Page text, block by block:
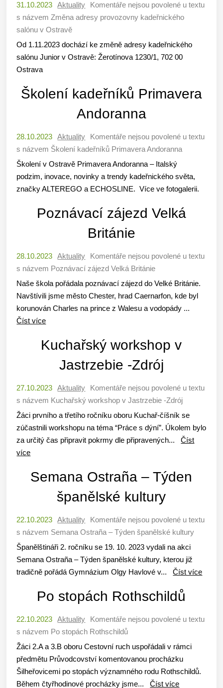
31.10.2023 Aktuality Komentáře nejsou povolené u textu
s názvem Změna adresy provozovny kadeřnického
salónu v Ostravě
Od 1.11.2023 dochází ke změně adresy kadeřnického
salónu Junior v Ostravě: Žerotínova 1230/1, 702 00
Ostrava
Školení kadeřníků Primavera
Andoranna
28.10.2023 Aktuality Komentáře nejsou povolené u textu
s názvem Školení kadeřníků Primavera Andoranna
Školení v Ostravě Primavera Andoranna – Italský
podzim, inovace, novinky a trendy kadeřnického světa,
značky ALTEREGO a ECHOSLINE. Více ve fotogalerii.
Poznávací zájezd Velká
Británie
28.10.2023 Aktuality Komentáře nejsou povolené u textu
s názvem Poznávací zájezd Velká Británie
Naše škola pořádala poznávací zájezd do Velké Británie.
Navštívili jsme město Chester, hrad Caernarfon, kde byl
korunován Charles na prince z Walesu a vodopády ...
Číst více
Kuchařský workshop v
Jastrzebie -Zdrój
27.10.2023 Aktuality Komentáře nejsou povolené u textu
s názvem Kuchařský workshop v Jastrzebie -Zdrój
Žáci prvního a třetího ročníku oboru Kuchař-číšník se
zúčastnili workshopu na téma “Práce s dýní”. Úkolem bylo
za určitý čas připravit pokrmy dle připravených...Číst
více
Semana Ostraña – Týden
španělské kultury
22.10.2023 Aktuality Komentáře nejsou povolené u textu
s názvem Semana Ostraña – Týden španělské kultury
Španělštináři 2. ročníku se 19. 10. 2023 vydali na akci
Semana Ostraña – Týden španělské kultury, kterou již
tradičně pořádá Gymnázium Olgy Havlové v...Číst více
Po stopách Rothschildů
22.10.2023 Aktuality Komentáře nejsou povolené u textu
s názvem Po stopách Rothschildů
Žáci 2.A a 3.B oboru Cestovní ruch uspořádali v rámci
předmětu Průvodcovství komentovanou procházku
Šilheřovicemi po stopách významného rodu Rothschildů.
Během čtyřhodinové procházky jsme...Číst více